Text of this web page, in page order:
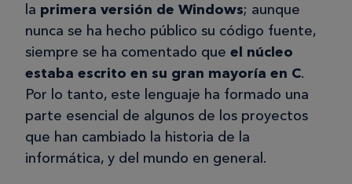
la primera versión de Windows; aunque
nunca se ha hecho público su código fuente,
siempre se ha comentado que el núcleo
estaba escrito en su gran mayoría en C.
Por lo tanto, este lenguaje ha formado una
parte esencial de algunos de los proyectos
que han cambiado la historia de la
informática, y del mundo en general.